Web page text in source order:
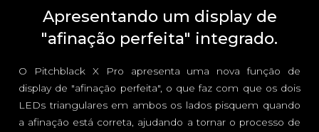
Apresentando um display de
"afinação perfeita" integrado.
O Pitchblack X Pro apresenta uma nova função de
display de "afinação perfeita", o que faz com que os dois
LEDs triangulares em ambos os lados pisquem quando
a afinação está correta, ajudando a tornar o processo de